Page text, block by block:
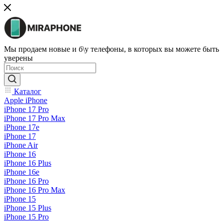
Мы продаем новые и б\у телефоны, в которых вы можете быть
уверены
Каталог
Apple iPhone
iPhone 17 Pro
iPhone 17 Pro Max
iPhone 17e
iPhone 17
iPhone Air
iPhone 16
iPhone 16 Plus
iPhone 16e
iPhone 16 Pro
iPhone 16 Pro Max
iPhone 15
iPhone 15 Plus
iPhone 15 Pro